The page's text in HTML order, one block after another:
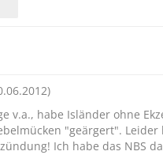
v.a., habe Isländer ohne
"geärgert".
Ich habe das NBS